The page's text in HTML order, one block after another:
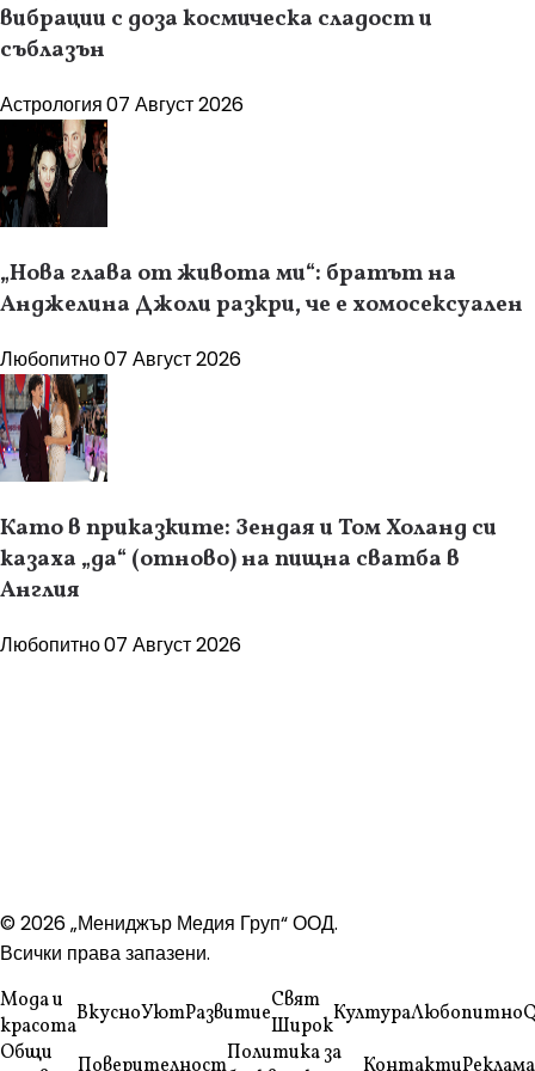
вибрации с доза космическа сладост и
съблазън
Астрология07 Август 2026
„Нова глава от живота ми“: братът на
Анджелина Джоли разкри, че е хомосексуален
Любопитно07 Август 2026
Като в приказките: Зендая и Том Холанд си
казаха „да“ (отново) на пищна сватба в
Англия
Любопитно07 Август 2026
© 2026 „Мениджър Медия Груп“ ООД.
Всички права запазени.
Мода и
красотаВкусноУютРазвитиеСвят
ШирокКултураЛюбопитно
Общи
Политика за